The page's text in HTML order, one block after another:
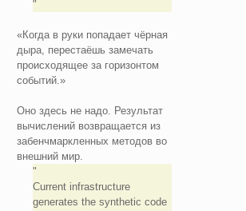
«Когда в руки попадает чёрная
дыра, перестаёшь замечать
происходящее за горизонтом
событий.»
Оно здесь не надо. Результат
вычислений возвращается из
забенчмаркленных методов во
внешний мир.
Current infrastructure
generates the synthetic code